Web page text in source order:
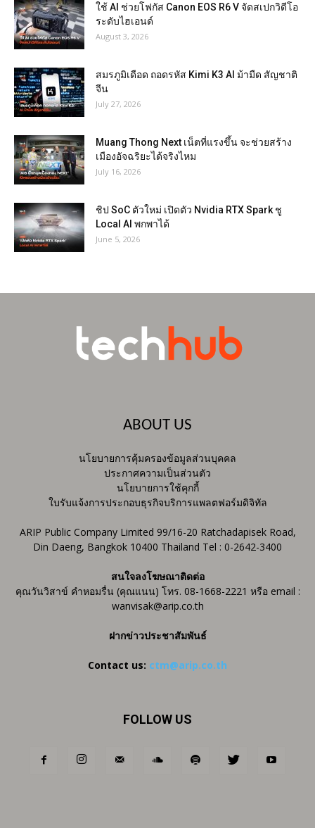
ใช้ AI ช่วยโฟกัส Canon EOS R6 V จัดสเปกวิดีโอ
ระดับไฮเอนด์
August 3, 2026
สมรภูมิเดือด ถอดรหัส Kimi K3 AI ม้ามืด สัญชาติ
จีน
July 27, 2026
Muang Thong Next เน็ตที่แรงขึ้น จะช่วยสร้าง
เมืองอัจฉริยะได้จริงไหม
July 16, 2026
ชิป SoC ตัวใหม่ เปิดตัว Nvidia RTX Spark ชู
Local AI พกพาได้
June 5, 2026
ABOUT US
นโยบายการคุ้มครองข้อมูลส่วนบุคคล
ประกาศความเป็นส่วนตัว
นโยบายการใช้คุกกี้
ใบรับแจ้งการประกอบธุรกิจบริการแพลตฟอร์มดิจิทัล
ARIP Public Company Limited 99/16-20 Ratchadapisek Road,
Din Daeng, Bangkok 10400 Thailand Tel : 0-2642-3400
สนใจลงโฆษณาติดต่อ
คุณวันวิสาข์ คำหอมรื่น (คุณแนน) โทร. 08-1668-2221 หรือ email :
wanvisak@arip.co.th
ฝากข่าวประชาสัมพันธ์
Contact us: ctm@arip.co.th
FOLLOW US